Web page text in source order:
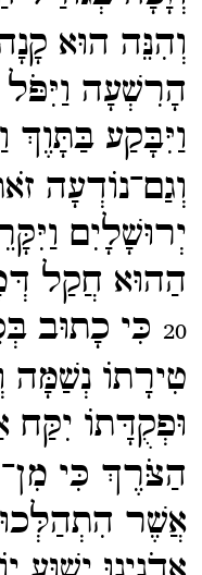
וְהִנֵּה הוּא
הָרִשְׁעָה וַיִּפֹּל
וַיִּבָּקַע בַּתָּוֶךְ
וְגַם־​נוֹדְעָה
יְרוּשָׁלָיִם
הַהוּא חֲקַל
20 כִּי כָתוּב
טִירָתוֹ נְשַׁמָּה
וּפְקֻדָּתוֹ יִקַּח
הַצֹּרֶךְ כִּי
אֲשֶׁר הִתְהַלְּכוּ